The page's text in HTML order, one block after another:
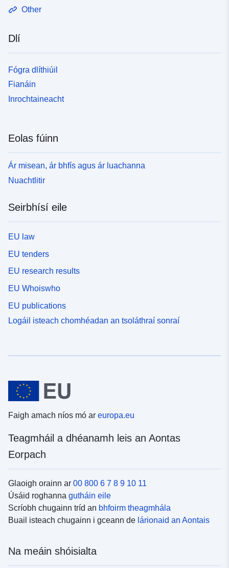
Other
Dlí
Fógra dlíthiúil
Fianáin
Inrochtaineacht
Eolas fúinn
Ár misean, ár bhfís agus ár luachanna
Nuachtlitir
Seirbhísí eile
EU law
EU tenders
EU research results
EU Whoiswho
EU publications
Logáil isteach chomhéadan an tsoláthraí sonraí
Faigh amach níos mó ar europa.eu
Teagmháil a dhéanamh leis an Aontas
Eorpach
Glaoigh orainn ar 00 800 6 7 8 9 10 11
Úsáid roghanna gutháin eile
Scríobh chugainn tríd an bhfoirm theagmhála
Buail isteach chugainn i gceann de lárionaid an Aontais
Na meáin shóisialta